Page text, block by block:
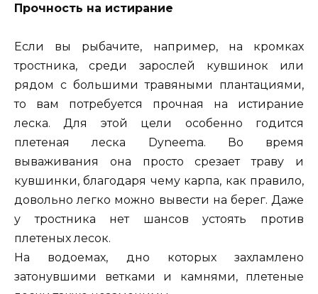
Прочность на истирание
Если вы рыбачите, например, на кромках
тростника, среди зарослей кувшинок или
рядом с большими травяными плантациями,
то вам потребуется прочная на истирание
леска. Для этой цели особенно годится
плетеная леска Dyneema. Во время
вываживания она просто срезает траву и
кувшинки, благодаря чему карпа, как правило,
довольно легко можно вывести на берег. Даже
у тростника нет шансов устоять против
плетеных лесок.
На водоемах, дно которых захламлено
затонувшими ветками и камнями, плетеные